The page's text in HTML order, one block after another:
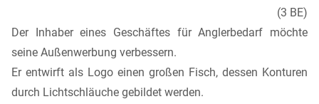
(3 BE)
Der Inhaber eines Geschäftes für Anglerbedarf möchte
seine Außenwerbung verbessern.
Er entwirft als Logo einen großen Fisch, dessen Konturen
durch Lichtschläuche gebildet werden.